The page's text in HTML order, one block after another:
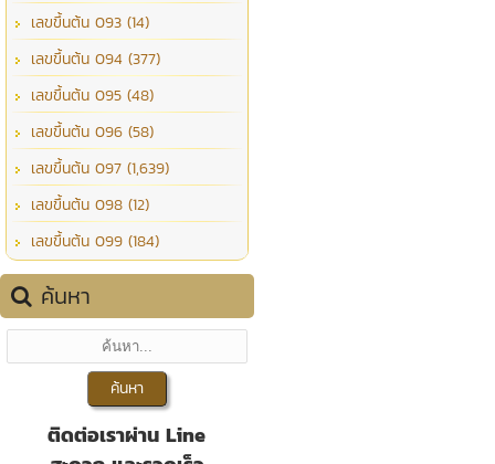
เลขขึ้นต้น 093 (14)
เลขขึ้นต้น 094 (377)
เลขขึ้นต้น 095 (48)
เลขขึ้นต้น 096 (58)
เลขขึ้นต้น 097 (1,639)
เลขขึ้นต้น 098 (12)
เลขขึ้นต้น 099 (184)
ค้นหา
ติดต่อเราผ่าน Line